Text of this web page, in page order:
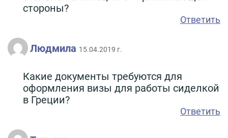
стороны?
Ответить
Людмила 15.04.2019 г.
Какие документы требуются для
оформления визы для работы сиделкой
в Греции?
Ответить